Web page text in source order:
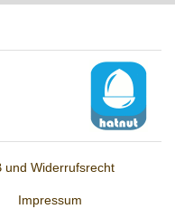
und Widerrufsrecht
Impressum